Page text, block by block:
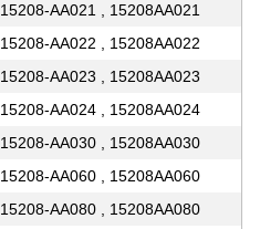
15208-AA021 , 15208AA021
15208-AA022 , 15208AA022
15208-AA023 , 15208AA023
15208-AA024 , 15208AA024
15208-AA030 , 15208AA030
15208-AA060 , 15208AA060
15208-AA080 , 15208AA080